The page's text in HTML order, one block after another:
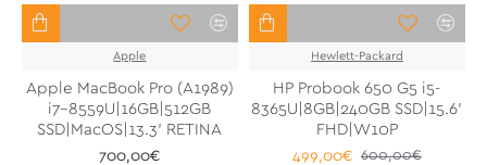
Apple
Apple MacBook Pro (A1989)
i7-8559U|16GB|512GB
SSD|MacOS|13.3' RETINA
700,00€
Hewlett-Packard
HP Probook 650 G5 i5-
8365U|8GB|240GB SSD|15.6'
FHD|W10P
499,00€ 600,00€